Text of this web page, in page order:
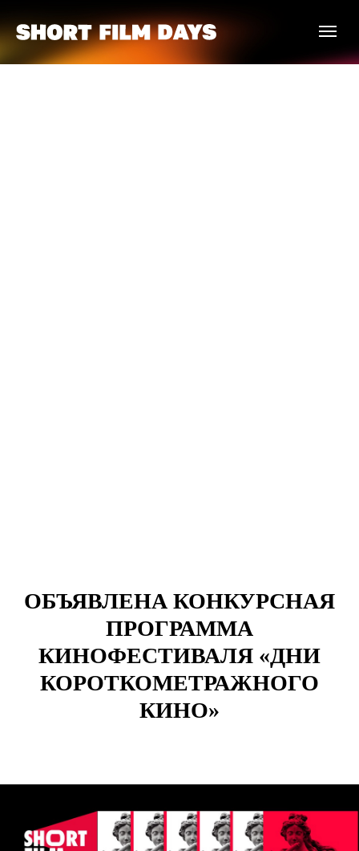
ОБЪЯВЛЕНА КОНКУРСНАЯ
ПРОГРАММА
КИНОФЕСТИВАЛЯ «ДНИ
КОРОТКОМЕТРАЖНОГО
КИНО»